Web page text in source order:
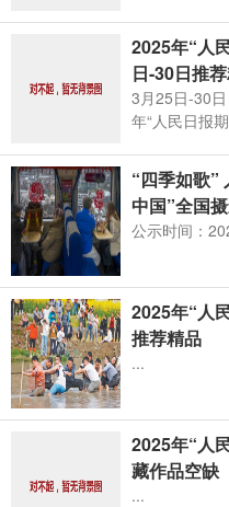
2025年“人
日-30日推
3月25日-30
年“人民日报
“四季如歌”​
中国”全国
公示时间：
2025年“人
推荐精品
...
2025年“人
藏作品空缺
...